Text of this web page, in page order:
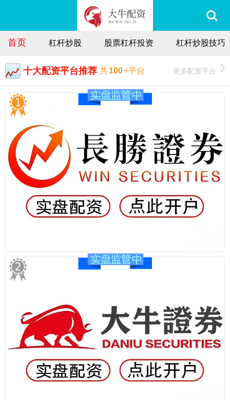
首页 杠杆炒股 股票杠杆投资 杠杆炒股技巧
十大配资平台推荐 共100+平台 更多配资平台